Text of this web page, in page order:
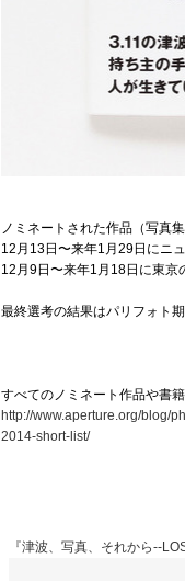
ノミネートされた作品（写真
12月13日〜来年1月29日にニ
12月9日〜来年1月18日に東京
最終選考の結果はパリフォト
すべてのノミネート作品や書
http://www.aperture.org/blog/
2014-short-list/
『津波、写真、それから--